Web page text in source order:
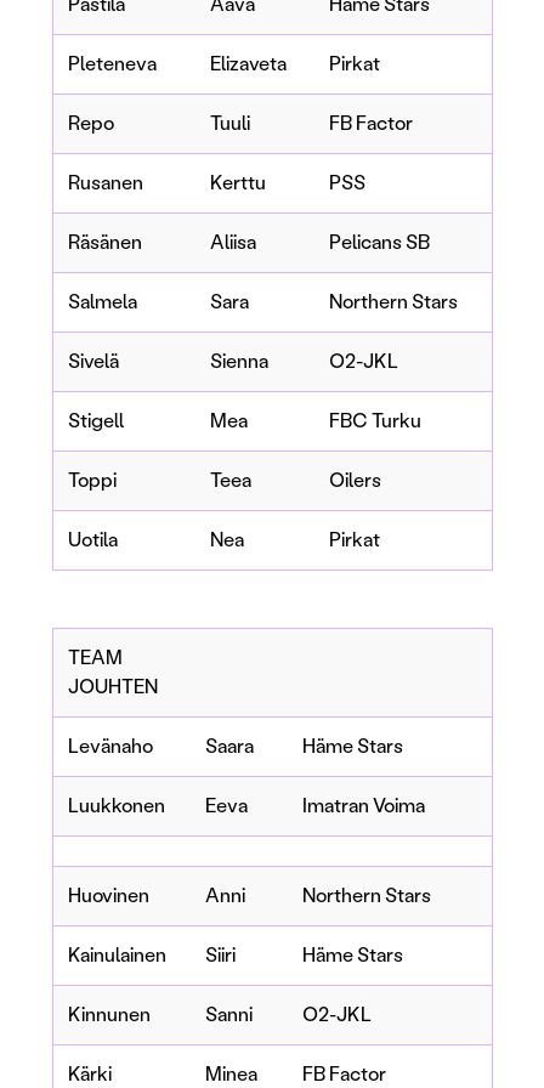
Pleteneva Elizaveta Pirkat
Repo Tuuli FB Factor
Rusanen Kerttu PSS
Räsänen Aliisa Pelicans SB
Salmela Sara Northern Stars
Sivelä Sienna O2-JKL
Stigell Mea FBC Turku
Toppi Teea Oilers
Uotila Nea Pirkat
TEAM
JOUHTEN
Levänaho Saara Häme Stars
Luukkonen Eeva Imatran Voima
Huovinen Anni Northern Stars
Kainulainen Siiri Häme Stars
Kinnunen Sanni O2-JKL
Kärki Minea FB Factor